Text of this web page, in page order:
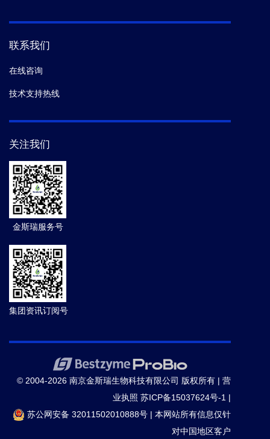
联系我们
在线咨询
技术支持热线
关注我们
金斯瑞服务号
集团资讯订阅号
© 2004-2026 南京金斯瑞生物科技有限公司 版权所有 | 营
业执照 苏ICP备15037624号-1 |
苏公网安备 32011502010888号 | 本网站所有信息仅针
对中国地区客户